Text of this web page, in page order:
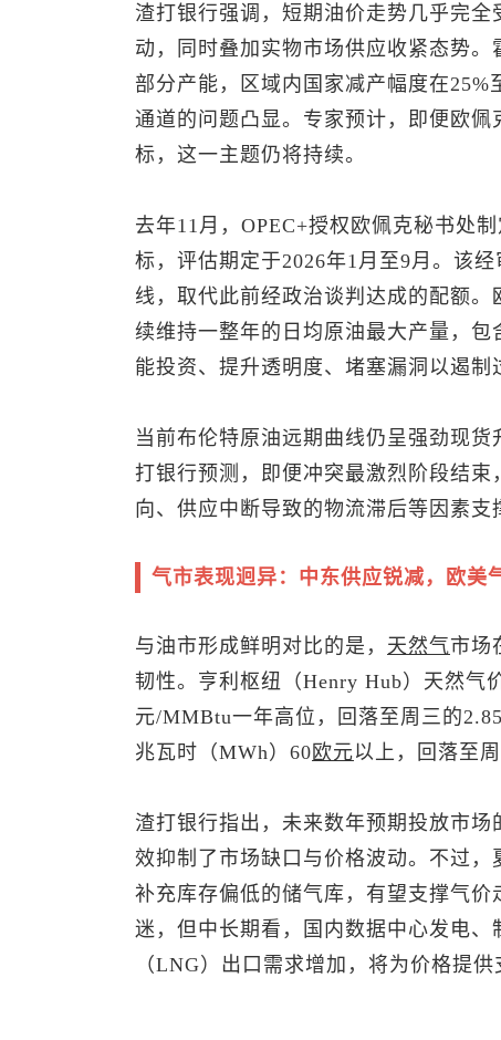
渣打银行强调，短期油价走势几乎完
动，同时叠加实物市场供应收紧态势
部分产能，区域内国家减产幅度在
通道的问题凸显。专家预计，即便欧佩
标，这一主题仍将持续。
去年11月，OPEC+授权欧佩克秘书处
标，评估期定于2026年1月至9月。该
线，取代此前经政治谈判达成的配额
续维持一整年的日均原油最大产量，
能投资、提升透明度、堵塞漏洞以遏制
当前布伦特原油远期曲线仍呈强劲现货
打银行预测，即便冲突最激烈阶段结
向、供应中断导致的物流滞后等因素支
气市表现迥异：中东供应锐减，欧美
与油市形成鲜明对比的是， 天然气市场
韧性。亨利枢纽（Henry Hub）天然气
元/MMBtu一年高位，回落至周三的
兆瓦时（MWh）60欧元以上，回落至
渣打银行指出，未来数年预期投放市
效抑制了市场缺口与价格波动。不过
补充库存偏低的储气库，有望支撑气
迷，但中长期看，国内数据中心发电
（LNG）出口需求增加，将为价格提供